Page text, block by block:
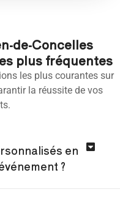
de-Concelles
plus fréquentes
les plus courantes sur
la réussite de vos
en
?